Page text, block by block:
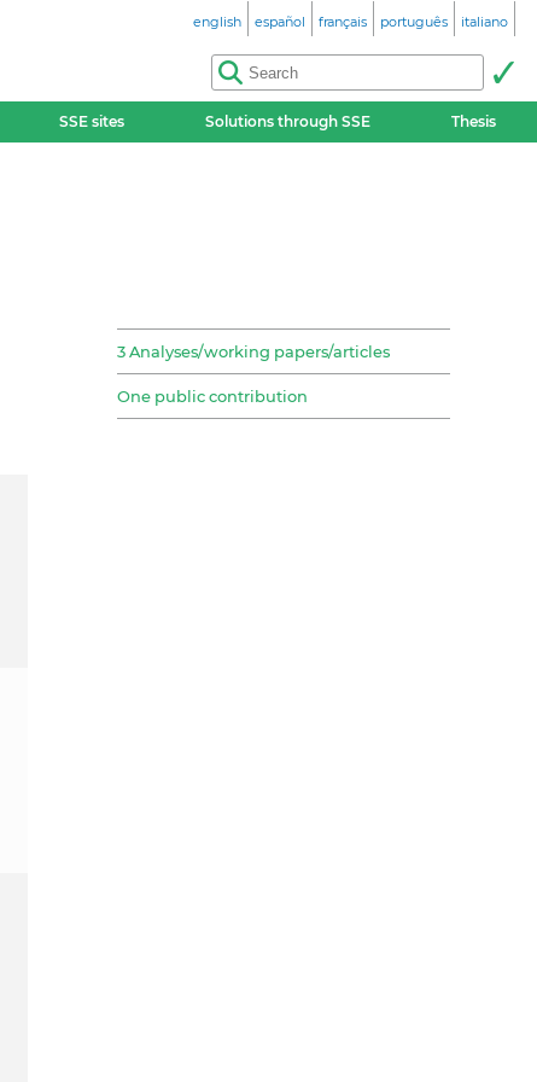
english español français português italiano
SSE sites Solutions through SSE Thesis
3 Analyses/working papers/articles
One public contribution